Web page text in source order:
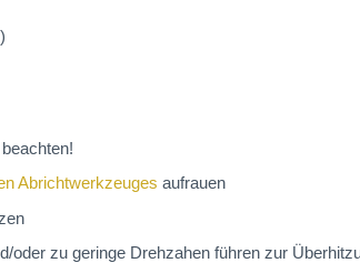
beachten!
Abrichtwerkzeuges aufrauen
oder zu geringe Drehzahen führen zur